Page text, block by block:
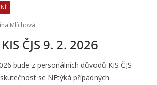
Mlíchová
ČJS 9. 2. 2026
bude z personálních důvodů KIS ČJS
se NEtýká případných